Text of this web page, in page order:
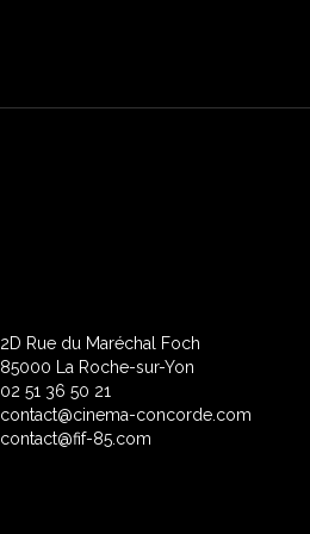
2D Rue du Maréchal Foch
85000 La Roche-sur-Yon
02 51 36 50 21
contact@cinema-concorde.com
contact@fif-85.com